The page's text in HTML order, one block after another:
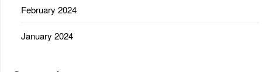
February 2024
January 2024